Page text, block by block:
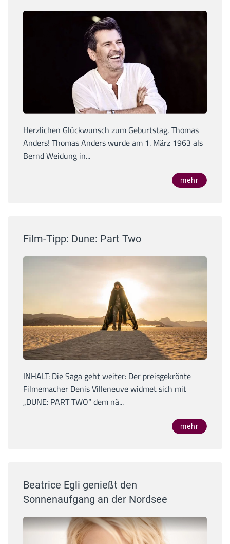
Herzlichen Glückwunsch zum Geburtstag, Thomas
Anders! Thomas Anders wurde am 1. März 1963 als
Bernd Weidung in...
mehr
Film-Tipp: Dune: Part Two
INHALT: Die Saga geht weiter: Der preisgekrönte
Filmemacher Denis Villeneuve widmet sich mit
„DUNE: PART TWO“ dem nä...
mehr
Beatrice Egli genießt den
Sonnenaufgang an der Nordsee